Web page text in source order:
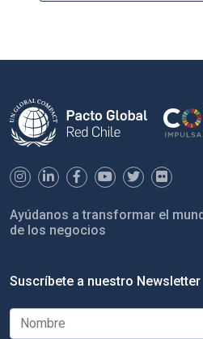
Ayúdanos a transformar el
de los negocios
Suscríbete a nuestro Newsletter